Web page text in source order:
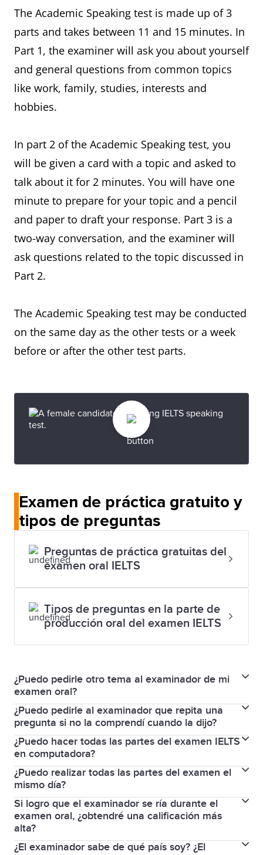
The Academic Speaking test is made up of 3
parts and takes between 11 and 15 minutes. In
Part 1, the examiner will ask you about yourself
and general questions from common topics
like work, family, studies, interests and
hobbies.
In part 2 of the Academic Speaking test, you
will be given a card with a topic and asked to
talk about it for 2 minutes. You will have one
minute to prepare for your topic and a pencil
and paper to draft your response. Part 3 is a
two-way conversation, and the examiner will
ask questions related to the topic discussed in
Part 2.
The Academic Speaking test may be conducted
on the same day as the other tests or a week
before or after the other test parts.
Examen de práctica gratuito y
tipos de preguntas
Preguntas de práctica gratuitas del
examen oral IELTS
Tipos de preguntas en la parte de
producción oral del examen IELTS
¿Puedo pedirle otro tema al examinador de mi
examen oral?
No, pero no pasa nada si no tiene ninguna
experiencia personal que contar para responder la
pregunta. Simplemente mencione por qué no puede
contar ninguna experiencia al respecto y especule.
¿Puedo pedirle al examinador que repita una
pregunta si no la comprendí cuando la dijo?
Sí, puede pedirle al examinador que repita la
pregunta en el examen oral IELTS. También puede
pedirle aclaraciones si no entiende una palabra o lo
que intenta preguntarle.
¿Puedo hacer todas las partes del examen IELTS
en computadora?
Si realiza un examen IELTS en computadora, las
partes de lectura, escritura y comprensión auditiva
del examen IELTS se completan en una
computadora, pero el examen oral se hace
personalmente con un examinador de IELTS.
¿Puedo realizar todas las partes del examen el
mismo día?
Las partes de comprensión auditiva, lectura y
escritura del examen se realizan una tras otra el
mismo día. En algunos centros examinadores,
Si logro que el examinador se ría durante el
examen oral, ¿obtendré una calificación más
alta?
Sonreír puede ayudarlo a sentirse relajado, lo que, a
¿El examinador sabe de qué país soy? ¿El